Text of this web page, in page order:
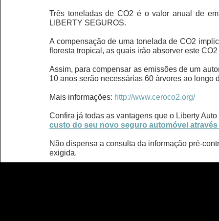
Três toneladas de CO2 é o valor anual de
LIBERTY SEGUROS.
A compensação de uma tonelada de CO2
floresta tropical, as quais irão absorver este
Assim, para compensar as emissões de um
10 anos serão necessárias 60 árvores ao longo
Mais informações: http://www.ceroco2.org/
Confira já todas as vantagens que o Liberty
custo do seu novo seguro automóvel
Não dispensa a consulta da informação pré-
exigida.